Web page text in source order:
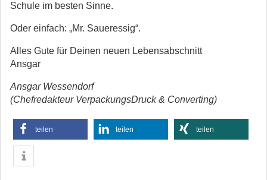
Schule im besten Sinne.
Oder einfach: „Mr. Saueressig“.
Alles Gute für Deinen neuen Lebensabschnitt
Ansgar
Ansgar Wessendorf
(Chefredakteur VerpackungsDruck & Converting)
teilen teilen teilen